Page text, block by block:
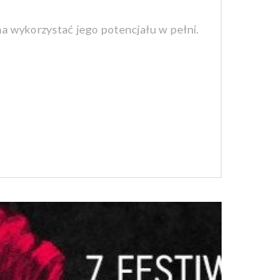
wykorzystać jego potencjału w pełni.